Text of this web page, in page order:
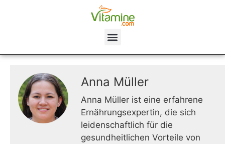
Anna Müller
Anna Müller ist eine erfahrene
Ernährungsexpertin, die sich
leidenschaftlich für die
gesundheitlichen Vorteile von